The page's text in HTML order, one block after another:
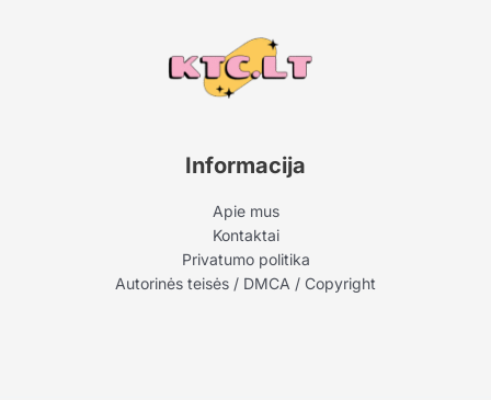
Informacija
Apie mus
Kontaktai
Privatumo politika
Autorinės teisės / DMCA / Copyright